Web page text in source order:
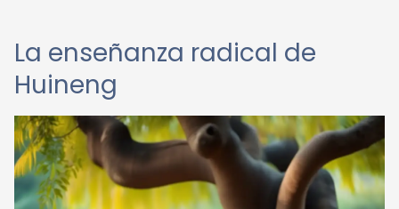
La enseñanza radical de
Huineng